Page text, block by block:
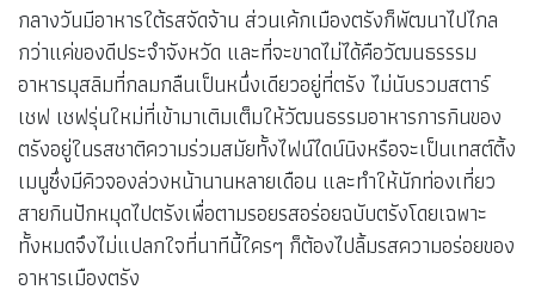
กลางวันมีอาหารใต้รสจัดจ้าน ส่วนเค้กเมืองตรังก็พัฒนาไปไกล
กว่าแค่ของดีประจำจังหวัด และที่จะขาดไม่ได้คือวัฒนธรรรม
อาหารมุสลิมที่กลมกลืนเป็นหนึ่งเดียวอยู่ที่ตรัง ไม่นับรวมสตาร์
เชฟ เชฟรุ่นใหม่ที่เข้ามาเติมเต็มให้วัฒนธรรมอาหารการกินของ
ตรังอยู่ในรสชาติความร่วมสมัยทั้งไฟน์ไดน์นิงหรือจะเป็นเทสต์ติ้ง
เมนูซึ่งมีคิวจองล่วงหน้านานหลายเดือน และทำให้นักท่องเที่ยว
สายกินปักหมุดไปตรังเพื่อตามรอยรสอร่อยฉบับตรังโดยเฉพาะ
ทั้งหมดจึงไม่แปลกใจที่นาทีนี้ใครๆ ก็ต้องไปลิ้มรสความอร่อยของ
อาหารเมืองตรัง